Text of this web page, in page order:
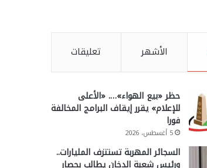
الأشهر تعليقات
حظر «بيع الهواء»…. «الأعلى
للإعلام» يقرر إيقاف البرامج المخالفة
فورا
5 أغسطس، 2026
السجائر المهربة تستنزف المليارات..
ورئيس شعبة الدخان يطالب بحصار